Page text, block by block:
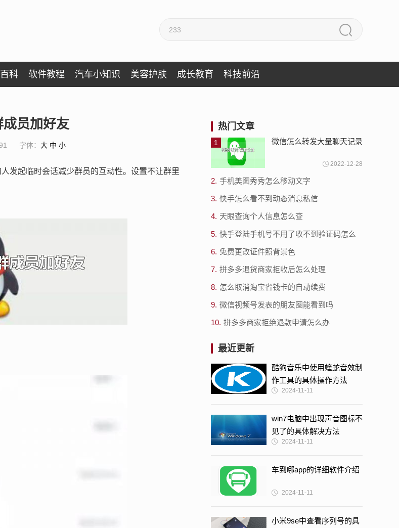
科 软件教程 汽车小知识 美容护肤 成长教育 科技前沿
员加好友
字体： 大 中 小
发起临时会话减少群员的互动性。设置不让群里
热门文章
1 微信怎么转发大量聊天记录
2022-12-28
2. 手机美图秀秀怎么移动文字
3. 快手怎么看不到动态消息私信
4. 天眼查询个人信息怎么查
5. 快手登陆手机号不用了收不到验证码怎么
6. 免费更改证件照背景色
7. 拼多多退货商家拒收后怎么处理
8. 怎么取消淘宝省钱卡的自动续费
9. 微信视频号发表的朋友圈能看到吗
10. 拼多多商家拒绝退款申请怎么办
最近更新
酷狗音乐中使用蝰蛇音效制
作工具的具体操作方法
2024-11-11
win7电脑中出现声音图标不
见了的具体解决方法
2024-11-11
车到哪app的详细软件介绍
2024-11-11
小米9se中查看序列号的具